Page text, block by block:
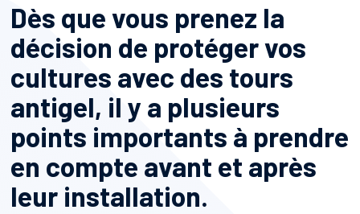
Dès que vous prenez la
décision de protéger vos
cultures avec des tours
antigel, il y a plusieurs
points importants à prendre
en compte avant et après
leur installation.